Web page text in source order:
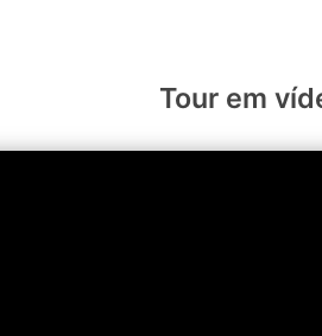
Tour em